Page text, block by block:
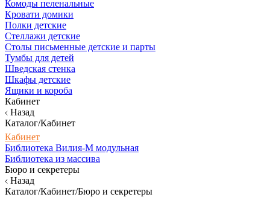
Комоды пеленальные
Кровати домики
Полки детские
Стеллажи детские
Столы письменные детские и парты
Тумбы для детей
Шведская стенка
Шкафы детские
Ящики и короба
Кабинет
Назад
Каталог/Кабинет
Кабинет
Библиотека Вилия-М модульная
Библиотека из массива
Бюро и секретеры
Назад
Каталог/Кабинет/Бюро и секретеры